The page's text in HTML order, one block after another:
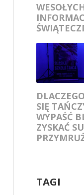
SIĘ
WYPAŚĆ
ZYSKAĆ
TAGI